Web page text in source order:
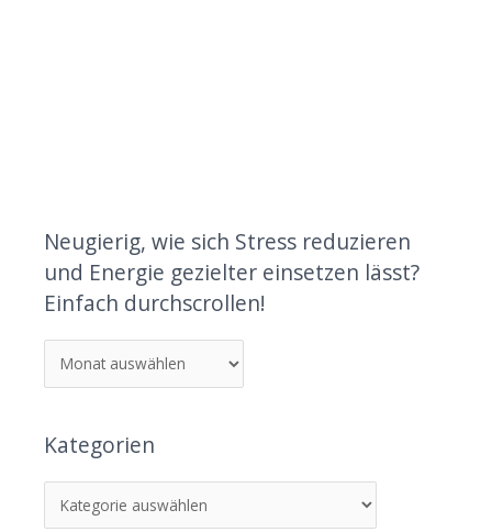
Neugierig, wie sich Stress reduzieren
und Energie gezielter einsetzen lässt?
Einfach durchscrollen!
Kategorien